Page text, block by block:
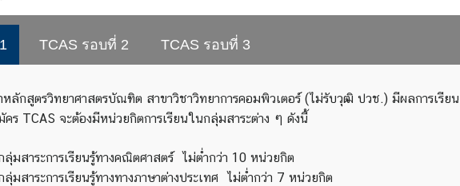
TCAS รอบที่ 2 TCAS รอบที่ 3
หลักสูตรวิทยาศาสตรบัณฑิต สาขาวิชาวิทยาการคอมพิวเตอร์ (ไม่รับวุฒิ ปวช.) มีผลการเรีย
คร TCAS จะต้องมีหน่วยกิตการเรียนในกลุ่มสาระต่าง ๆ ดังนี้
ลุ่มสาระการเรียนรู้ทางคณิตศาสตร์ ไม่ต่ำกว่า 10 หน่วยกิต
ลุ่มสาระการเรียนรู้ทางทางภาษาต่างประเทศ ไม่ต่ำกว่า 7 หน่วยกิต